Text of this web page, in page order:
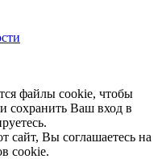
файлы cookie, чтобы
сохранить Ваш вход в
сайт, Вы соглашаетесь на
cookie.